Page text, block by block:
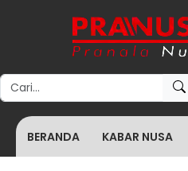
Search for:
BERANDA KABAR NUSA